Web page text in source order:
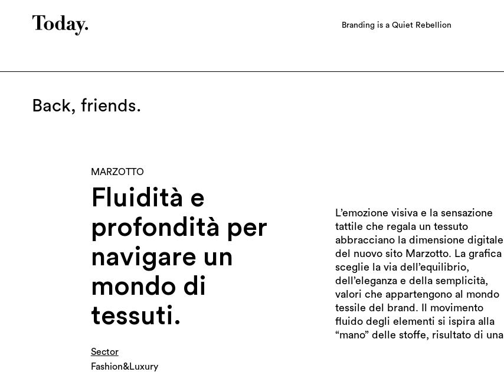
Branding is a Quiet Rebellion
Back, friends.
MARZOTTO
Fluidità e
profondità per
navigare un
mondo di
tessuti.
Sector
Fashion&Luxury
L’emozione visiva e la sensazione
tattile che regala un tessuto
abbracciano la dimensione digitale
del nuovo sito Marzotto. La grafica
sceglie la via dell’equilibrio,
dell’eleganza e della semplicità,
valori che appartengono al mondo
tessile del brand. Il movimento
fluido degli elementi si ispira alla
“mano” delle stoffe, risultato di una
saggezza manifatturiera che si
unisce all’innovazione tecnologica
esaltando la creatività italiana.
Conoscere profondamente un
tessuto, riconoscerne l’elasticità, la
multifunzionalità, il suo essere
perfettamente in sintonia con i
ritmi quotidiani: è un’esperienza
che da fisica può diventare